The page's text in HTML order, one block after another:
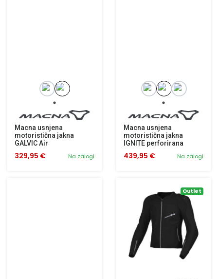
Macna usnjena
motoristična jakna
GALVIC Air
Na zalogi
329,95 €
Macna usnjena
motoristična jakna
IGNITE perforirana
Na zalogi
439,95 €
Outlet